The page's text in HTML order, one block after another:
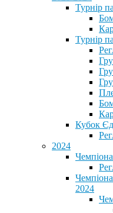
⁨Турнір
⁨Турнір
Кубок
2024
2024